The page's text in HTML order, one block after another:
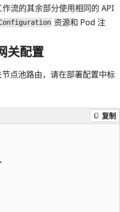
流的其余部分使用相同的 API
资源和 Pod 注
关配置
点池路由，请在部署配置中标
复制